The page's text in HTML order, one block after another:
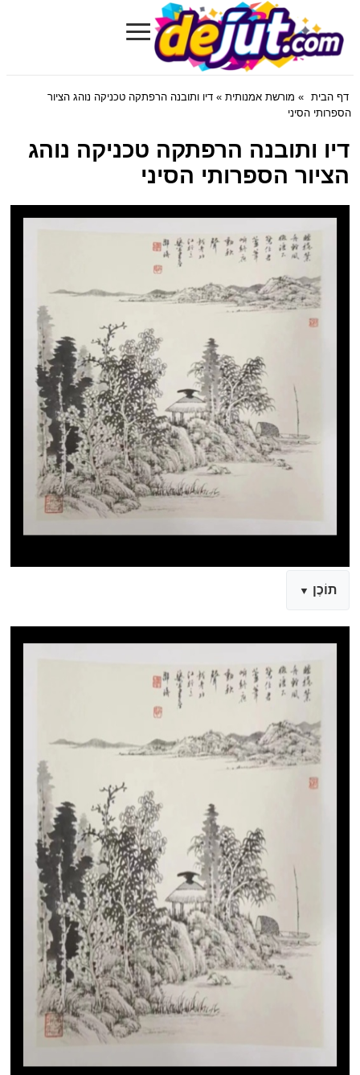
Dejut.com
≡
דף הבית » מורשת אמנותית » דיו ותובנה הרפתקה טכניקה נוהג הציור
הספרותי הסיני
דיו ותובנה הרפתקה טכניקה נוהג
הציור הספרותי הסיני
תוֹכֶן